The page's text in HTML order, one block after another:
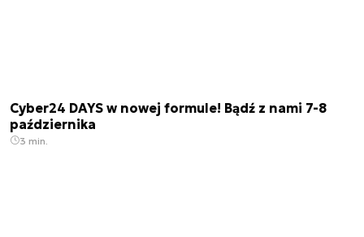
Cyber24 DAYS w nowej formule! Bądź z nami 7-8
października
3 min.